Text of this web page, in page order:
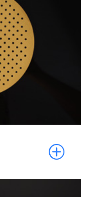
